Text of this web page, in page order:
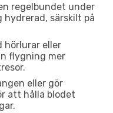
regelbundet under
särskilt på
hörlurar eller
flygning mer
eller gör
att hålla blodet